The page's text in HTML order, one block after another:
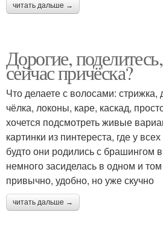
читать дальше →
Дорогие,
сейчас причёска?
Что делаете с волосами: стрижка,
чёлка, локоны, каре, каскад,
хочется подсмотреть живые
картинки из пинтереста, где у
будто они родились с брашингом
немного засиделась в одном и
привычно, удобно, но уже скучно
читать дальше →